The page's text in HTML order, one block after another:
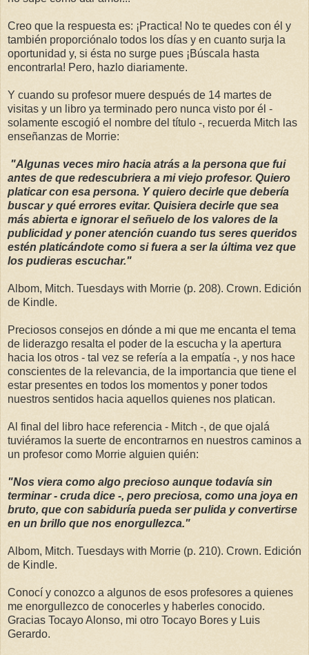
Creo que la respuesta es: ¡Practica! No te quedes con él y
también proporciónalo todos los días y en cuanto surja la
oportunidad y, si ésta no surge pues ¡Búscala hasta
encontrarla! Pero, hazlo diariamente.
Y cuando su profesor muere después de 14 martes de
visitas y un libro ya terminado pero nunca visto por él -
solamente escogió el nombre del título -, recuerda Mitch las
enseñanzas de Morrie:
"Algunas veces miro hacia atrás a la persona que fui
antes de que redescubriera a mi viejo profesor. Quiero
platicar con esa persona. Y quiero decirle que debería
buscar y qué errores evitar. Quisiera decirle que sea
más abierta e ignorar el señuelo de los valores de la
publicidad y poner atención cuando tus seres queridos
estén platicándote como si fuera a ser la última vez que
los pudieras escuchar."
Albom, Mitch. Tuesdays with Morrie (p. 208). Crown. Edición
de Kindle.
Preciosos consejos en dónde a mi que me encanta el tema
de liderazgo resalta el poder de la escucha y la apertura
hacia los otros - tal vez se refería a la empatía -, y nos hace
conscientes de la relevancia, de la importancia que tiene el
estar presentes en todos los momentos y poner todos
nuestros sentidos hacia aquellos quienes nos platican.
Al final del libro hace referencia - Mitch -, de que ojalá
tuviéramos la suerte de encontrarnos en nuestros caminos a
un profesor como Morrie alguien quién:
"Nos viera como algo precioso aunque todavía sin
terminar - cruda dice -, pero preciosa, como una joya en
bruto, que con sabiduría pueda ser pulida y convertirse
en un brillo que nos enorgullezca."
Albom, Mitch. Tuesdays with Morrie (p. 210). Crown. Edición
de Kindle.
Conocí y conozco a algunos de esos profesores a quienes
me enorgullezco de conocerles y haberles conocido.
Gracias Tocayo Alonso, mi otro Tocayo Bores y Luis
Gerardo.